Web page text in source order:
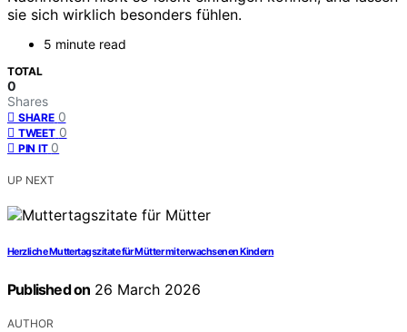
sie sich wirklich besonders fühlen.
5 minute read
TOTAL
0
Shares
SHARE 0
TWEET 0
PIN IT 0
UP NEXT
Herzliche Muttertagszitate für Mütter mit erwachsenen Kindern
Published on 26 March 2026
AUTHOR